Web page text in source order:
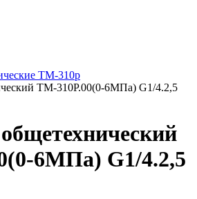
ТМ-310р
ТМ-310Р.00(0-6МПа) G1/4.2,5
6МПа) G1/4.2,5